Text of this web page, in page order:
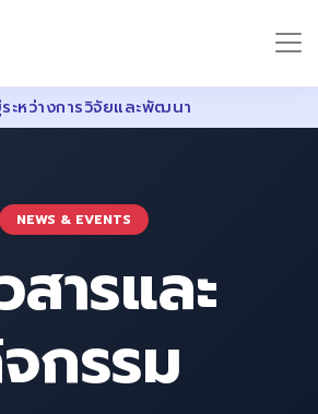
ะหว่างการวิจัยและพัฒนา
NEWS & EVENTS
สารและ
กรรม